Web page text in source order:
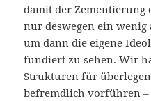
damit der Zementierung
nur deswegen ein wenig
um dann die eigene
fundiert zu sehen. Wir
Strukturen für
befremdlich vorführen –